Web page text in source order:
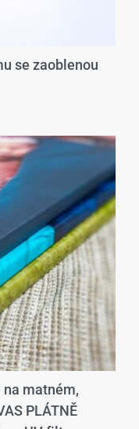
se zaoblenou
matném,
PLÁTNĚ